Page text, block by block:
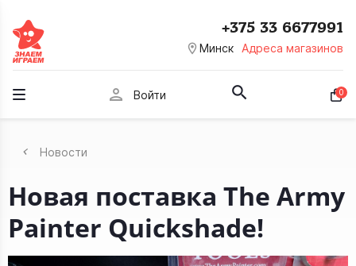
room Минск Адреса магазинов
+375 33 6677991
person Войти 0
Новости
Новая поставка The Army
Painter Quickshade!